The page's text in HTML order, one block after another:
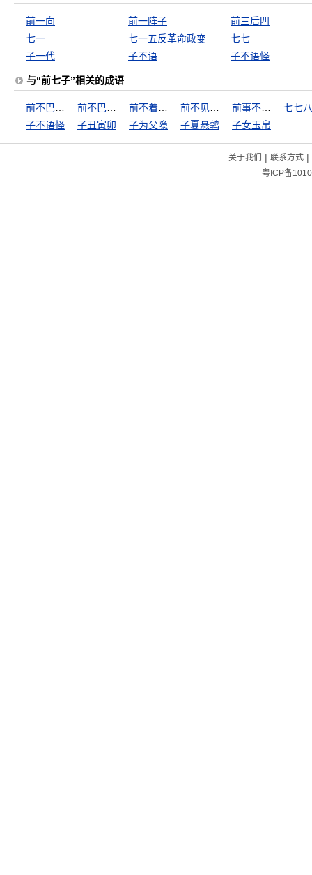
前一向 前一阵子
前三后四
七一
七一五反革命政变
七七
子一代
子不语 子不语怪
与“前七子”相关的成语
七七
子不语怪
子丑寅卯 子为父隐 子夏悬鹑 子女玉帛
关于我们 | 联系方式|
粤ICP备